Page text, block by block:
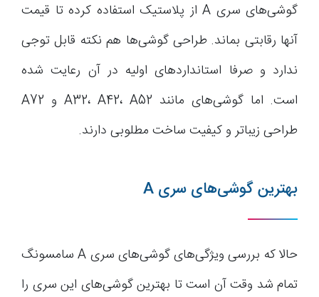
گوشی‌های سری A از پلاستیک استفاده کرده تا قیمت
آنها رقابتی بماند. طراحی گوشی‌ها هم نکته قابل توجی
ندارد و صرفا استانداردهای اولیه در آن رعایت شده
است. اما گوشی‌های مانند A32، A42، A52 و A72
طراحی زیباتر و کیفیت ساخت مطلوبی دارند.
بهترین گوشی‌های سری A
حالا که بررسی ویژگی‌های گوشی‌های سری A سامسونگ
تمام شد وقت آن است تا بهترین گوشی‌های این سری را